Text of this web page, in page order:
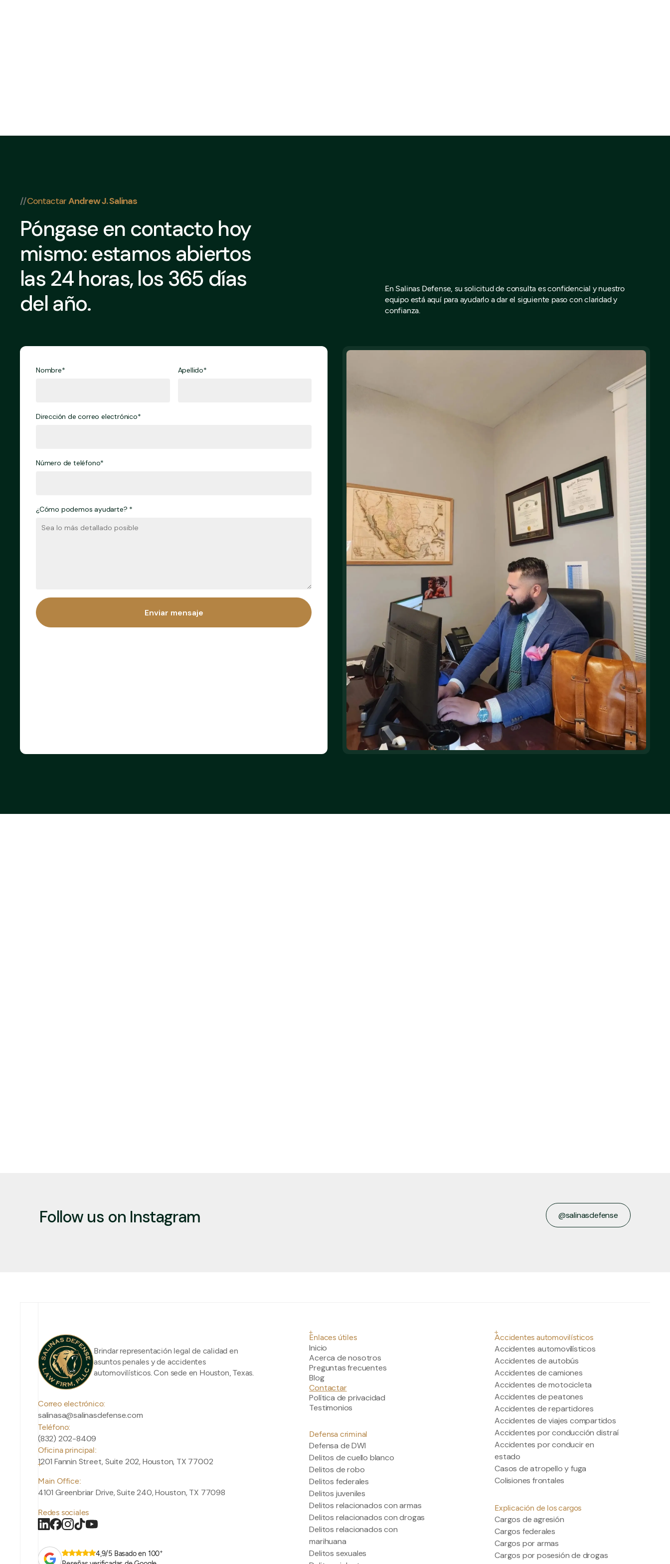
//ContactarAndrew J. Salinas
Póngase en contacto hoy
mismo: estamos abiertos
las 24 horas, los 365 días
del año.
En Salinas Defense, su solicitud de consulta es confidencial y nuestro
equipo está aquí para ayudarlo a dar el siguiente paso con claridad y
confianza.
Nombre* Apellido*
Dirección de correo electrónico*
Número de teléfono*
¿Cómo podemos ayudarte? *
Enviar mensaje
Follow us on Instagram
@salinasdefense
salinasdefense
Brindar representación legal de calidad en
asuntos penales y de accidentes
automovilísticos. Con sede en Houston, Texas.
Correo electrónico:
salinasa@salinasdefense.com
Teléfono:
(832) 202-8409
Oficina principal:
1201 Fannin Street, Suite 202, Houston, TX 77002
Main Office:
4101 Greenbriar Drive, Suite 240, Houston, TX 77098
Redes sociales
4,9/5 Basado en 100+
Enlaces útiles
Inicio
Acerca de nosotros
Preguntas frecuentes
Blog
Contactar
Política de privacidad
Testimonios
Defensa criminal
Defensa de DWI
Delitos de cuello blanco
Delitos de robo
Delitos federales
Delitos juveniles
Delitos relacionados con armas
Delitos relacionados con drogas
Delitos relacionados con
marihuana
Delitos sexuales
Accidentes automovilísticos
Accidentes automovilísticos
Accidentes de autobús
Accidentes de camiones
Accidentes de motocicleta
Accidentes de peatones
Accidentes de repartidores
Accidentes de viajes compartidos
Accidentes por conducción distraí
Accidentes por conducir en
estado
Casos de atropello y fuga
Colisiones frontales
Explicación de los cargos
Cargos de agresión
Cargos federales
Cargos por armas
Cargos por posesión de drogas